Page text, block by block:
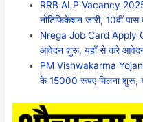
RRB ALP Vacancy
नोटिफिकेशन जारी, 10वीं
Nrega Job Card Apply
आवेदन शुरू, यहाँ से करे
PM Vishwakarma Yojana
के 15000 रूपए मिलना शुरू,